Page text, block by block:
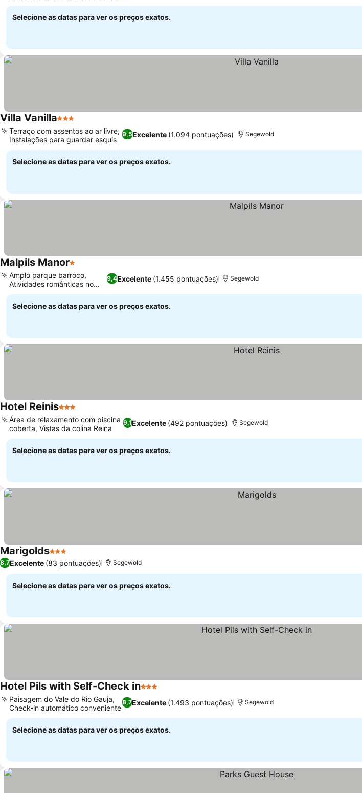
Selecione as datas para ver os preços exatos.
Villa Vanilla3 Estrelas
9,5Excelente (1.094 pontuações)
Terraço com assentos ao ar livre,
Instalações para guardar esquis
Segewold
Selecione as datas para ver os preços exatos.
Malpils Manor1 Estrelas
9,4Excelente (1.455 pontuações)
Amplo parque barroco,
Atividades românticas no
lago
Segewold
Selecione as datas para ver os preços exatos.
Hotel Reinis3 Estrelas
9,1Excelente (492 pontuações)
Área de relaxamento com piscina
coberta, Vistas da colina Reina
Segewold
Selecione as datas para ver os preços exatos.
Marigolds3 Estrelas
8,7Excelente (83 pontuações) Segewold
Selecione as datas para ver os preços exatos.
Hotel Pils with Self-Check in3 Estrelas
8,7Excelente (1.493 pontuações)
Paisagem do Vale do Rio Gauja,
Check-in automático conveniente
Segewold
Selecione as datas para ver os preços exatos.